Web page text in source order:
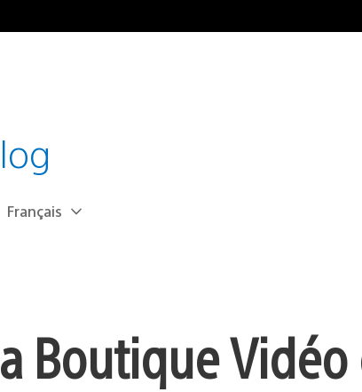
Choisir
Région
Français
Boutique